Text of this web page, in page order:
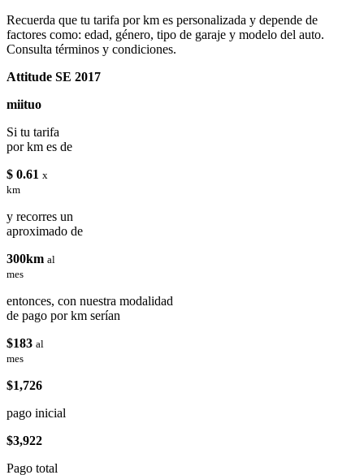
Recuerda que tu tarifa por km es personalizada y depende de
factores como: edad, género, tipo de garaje y modelo del auto.
Consulta términos y condiciones.
Attitude SE 2017
miituo
Si tu tarifa
por km es de
$ 0.61 x
km
y recorres un
aproximado de
300km al
mes
entonces, con nuestra modalidad
de pago por km serían
$183 al
mes
$1,726
pago inicial
$3,922
Pago total